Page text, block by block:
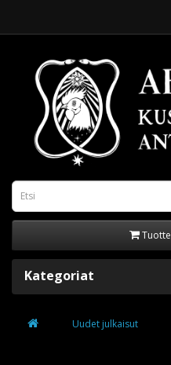
Kategoriat
Uudet julkaisut